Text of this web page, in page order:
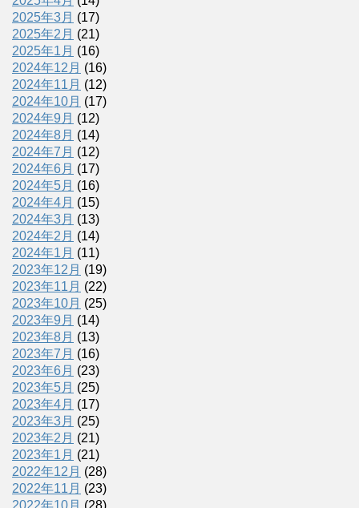
2025年3月 (17)
2025年2月 (21)
2025年1月 (16)
2024年12月 (16)
2024年11月 (12)
2024年10月 (17)
2024年9月 (12)
2024年8月 (14)
2024年7月 (12)
2024年6月 (17)
2024年5月 (16)
2024年4月 (15)
2024年3月 (13)
2024年2月 (14)
2024年1月 (11)
2023年12月 (19)
2023年11月 (22)
2023年10月 (25)
2023年9月 (14)
2023年8月 (13)
2023年7月 (16)
2023年6月 (23)
2023年5月 (25)
2023年4月 (17)
2023年3月 (25)
2023年2月 (21)
2023年1月 (21)
2022年12月 (28)
2022年11月 (23)
2022年10月 (28)